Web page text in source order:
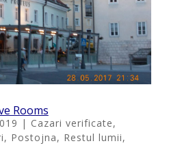
Rooms
| Cazari verificate,
, Postojna, Restul lumii,